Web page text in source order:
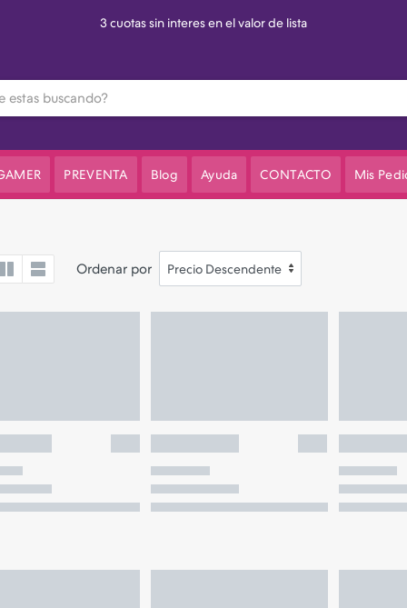
3 cuotas sin interes en el valor de lista
PREVENTA Blog Ayuda CONTACTO Mis
Ordenar por